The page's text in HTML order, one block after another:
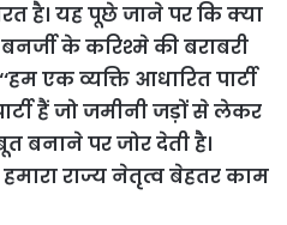
है। यह पूछे जाने पर कि क्या
के करिश्मे की बराबरी
एक व्यक्ति आधारित पार्टी
हैं जो जमीनी जड़ों से लेकर
पर जोर देती है।
राज्य नेतृत्व बेहतर काम